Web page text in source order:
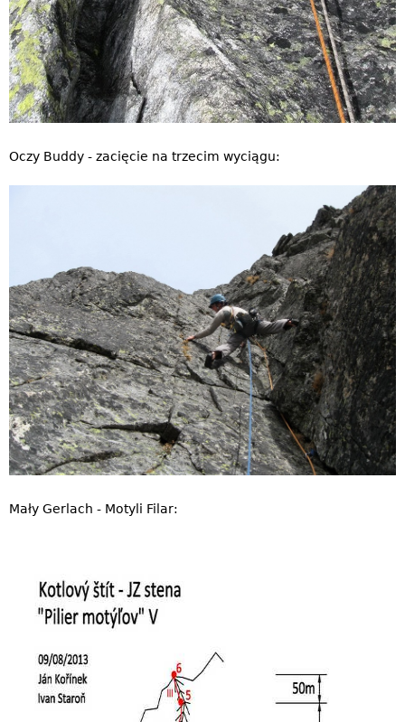
Oczy Buddy - zacięcie na trzecim wyciągu:
Mały Gerlach - Motyli Filar: